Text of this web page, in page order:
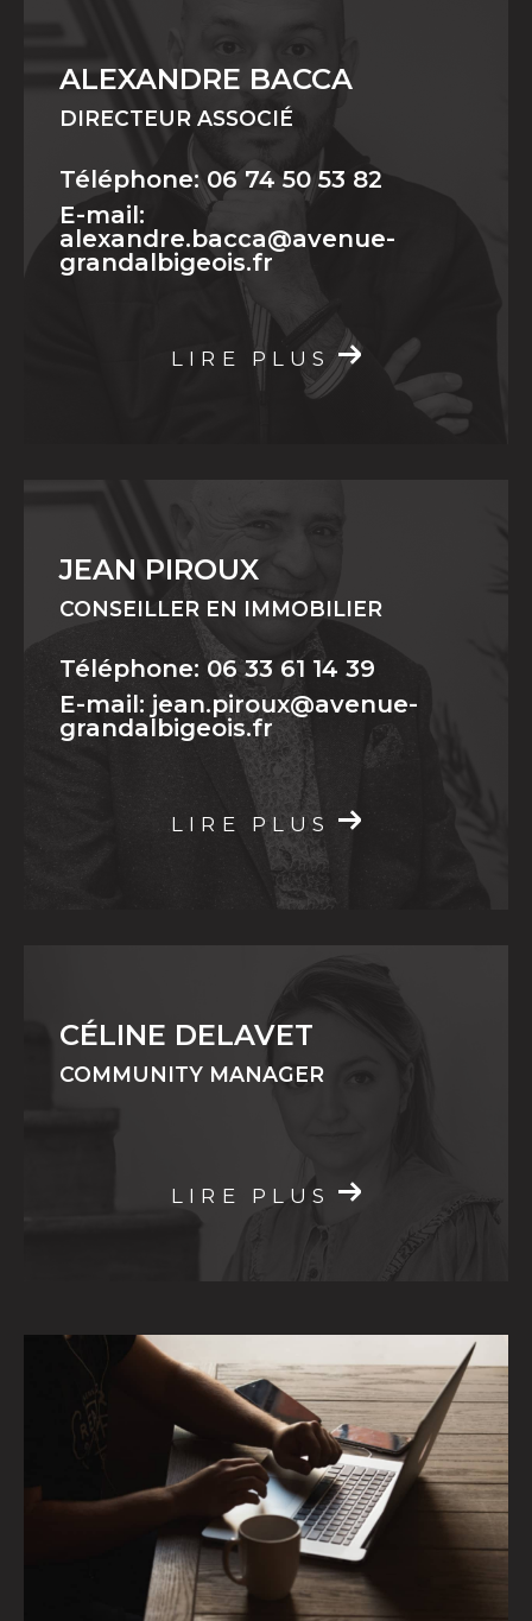
ALEXANDRE BACCA
DIRECTEUR ASSOCIÉ
Téléphone: 06 74 50 53 82
E-mail:
alexandre.bacca@avenue-
grandalbigeois.fr
LIRE PLUS
JEAN PIROUX
CONSEILLER EN IMMOBILIER
Téléphone: 06 33 61 14 39
E-mail: jean.piroux@avenue-
grandalbigeois.fr
LIRE PLUS
CÉLINE DELAVET
COMMUNITY MANAGER
LIRE PLUS